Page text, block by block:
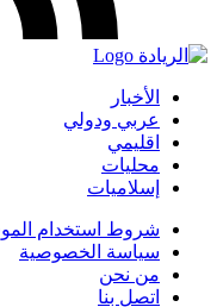
الأخبار
عربي ودولي
اقليمي
محليات
إسلاميات
شروط استخدام
سياسة الخصوصية
من نحن
اتصل بنا